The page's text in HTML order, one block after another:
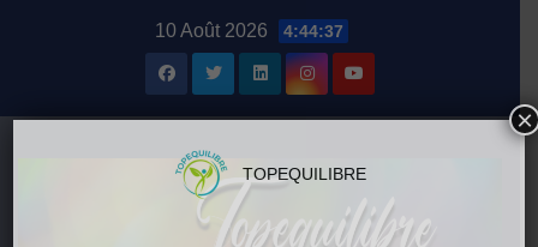
10 Août 2026 4:44:37
TOPEQUILIBRE
×